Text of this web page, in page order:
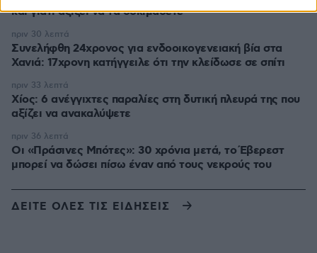
και γιατί αξίζει να τα δοκιμάσετε
Συνελήφθη 24χρονος για ενδοοικογενειακή βία στα
Χανιά: 17χρονη κατήγγειλε ότι την κλείδωσε σε σπίτι
πριν 30 λεπτά
Χίος: 6 ανέγγιχτες παραλίες στη δυτική πλευρά της που
αξίζει να ανακαλύψετε
πριν 33 λεπτά
Οι «Πράσινες Μπότες»: 30 χρόνια μετά, το Έβερεστ
μπορεί να δώσει πίσω έναν από τους νεκρούς του
πριν 36 λεπτά
ΔΕΙΤΕ ΟΛΕΣ ΤΙΣ ΕΙΔΗΣΕΙΣ